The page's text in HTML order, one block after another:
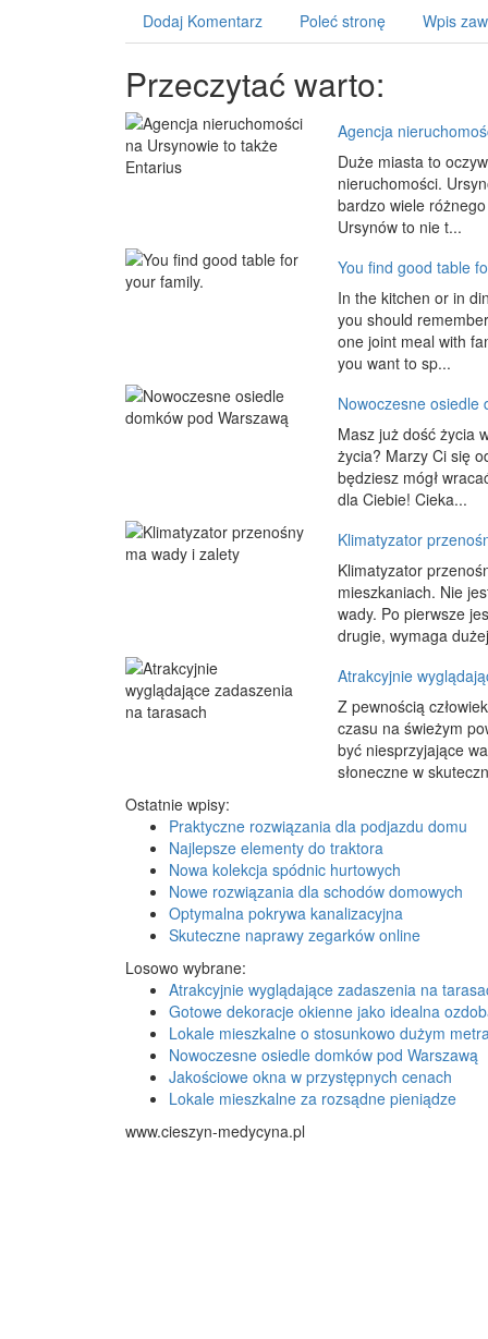
Dodaj Komentarz Poleć stronę Wpis
Przeczytać warto:
Agencja
Duże miasta to
nieruchomości.
bardzo wiele
Ursynów to nie t...
You find good table
In the kitchen or in
you should
one joint meal with
you want to sp...
Nowoczesne osiedle
Masz już dość życia
życia? Marzy Ci się
będziesz mógł
dla Ciebie! Cieka...
Klimatyzator
Klimatyzator
mieszkaniach. Nie
wady. Po pierwsze
drugie, wymaga
Atrakcyjnie
Z pewnością
czasu na świeżym
być niesprzyjające
słoneczne w
Ostatnie wpisy:
Praktyczne rozwiązania dla podjazdu domu
Najlepsze elementy do traktora
Nowa kolekcja spódnic hurtowych
Nowe rozwiązania dla schodów domowych
Optymalna pokrywa kanalizacyjna
Skuteczne naprawy zegarków online
Losowo wybrane:
Atrakcyjnie wyglądające zadaszenia na
Gotowe dekoracje okienne jako idealna
Lokale mieszkalne o stosunkowo dużym
Nowoczesne osiedle domków pod Warszawą
Jakościowe okna w przystępnych cenach
Lokale mieszkalne za rozsądne pieniądze
www.cieszyn-medycyna.pl